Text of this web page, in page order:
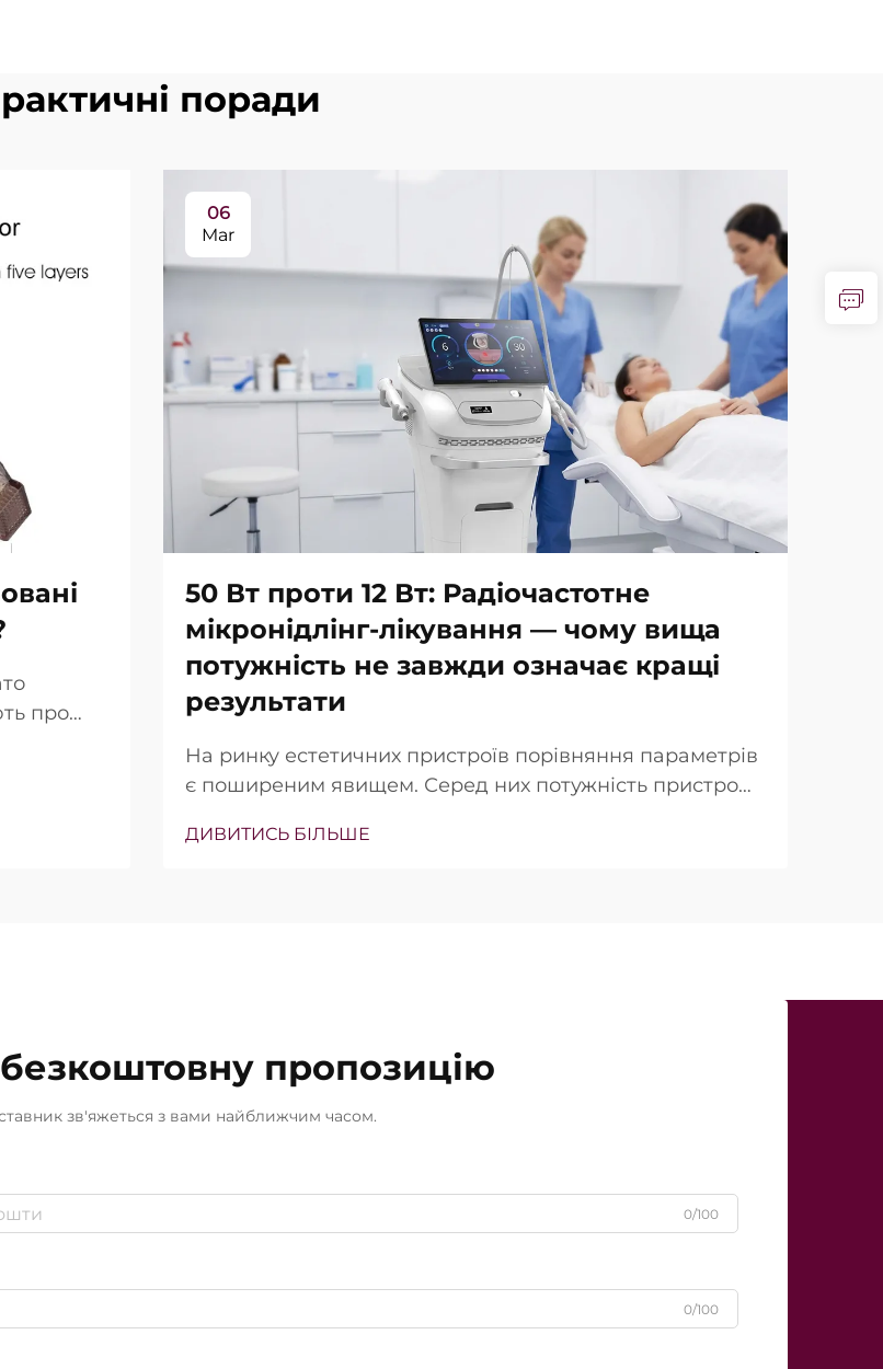
поради
про
чи
06
Mar
50 Вт проти 12 Вт: Радіочастотне
мікронідлінг-лікування — чому вища
потужність не завжди означає кращі
результати
На ринку естетичних пристроїв порівняння параметрів
є поширеним явищем. Серед них потужність пристрою
продажу. Однак з клінічної точки зору реальність дещо
ДИВИТИСЬ БІЛЬШЕ
пропозицію
зв'яжеться з вами найближчим часом.
0/100
0/100